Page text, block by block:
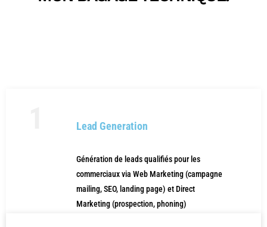
Lead Generation
Génération de leads qualifiés pour les
commerciaux via Web Marketing (campagne
mailing, SEO, landing page) et Direct
Marketing (prospection, phoning)